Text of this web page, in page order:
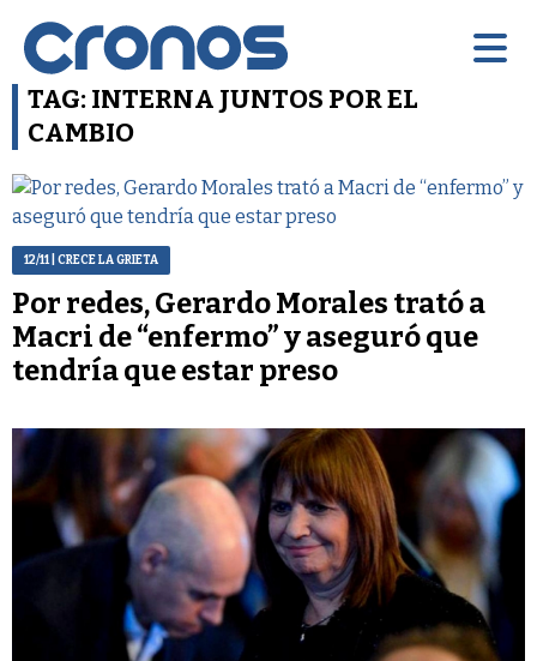
TAG: INTERNA JUNTOS POR EL
CAMBIO
12/11| CRECE LA GRIETA
Por redes, Gerardo Morales trató a
Macri de “enfermo” y aseguró que
tendría que estar preso